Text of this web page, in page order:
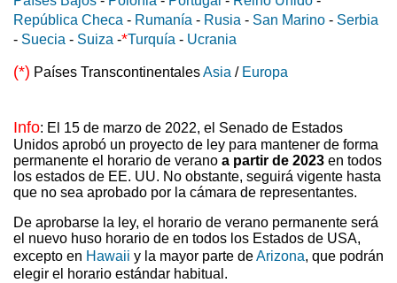
República Checa - Rumanía - Rusia - San Marino - Serbia
- Suecia - Suiza -*Turquía - Ucrania
(*) Países TranscontinentalesAsia / Europa
Info: El 15 de marzo de 2022, el Senado de Estados
Unidos aprobó un proyecto de ley para mantener de forma
permanente el horario de verano a partir de 2023 en todos
los estados de EE. UU. No obstante, seguirá vigente hasta
que no sea aprobado por la cámara de representantes.
De aprobarse la ley, el horario de verano permanente será
el nuevo huso horario de en todos los Estados de USA,
excepto en Hawaii y la mayor parte deArizona, que podrán
elegir el horario estándar habitual.